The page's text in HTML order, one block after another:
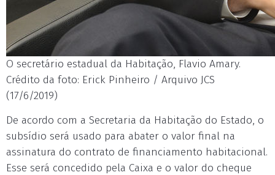
O secretário estadual da Habitação, Flavio Amary.
Crédito da foto: Erick Pinheiro / Arquivo JCS
(17/6/2019)
De acordo com a Secretaria da Habitação do Estado, o
subsídio será usado para abater o valor final na
assinatura do contrato de financiamento habitacional.
Esse será concedido pela Caixa e o valor do cheque